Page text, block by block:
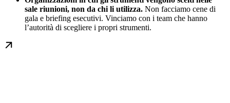
sale riunioni, non da chi li utilizza. Non facciamo cene di
gala e briefing esecutivi. Vinciamo con i team che hanno
l’autorità di scegliere i propri strumenti.